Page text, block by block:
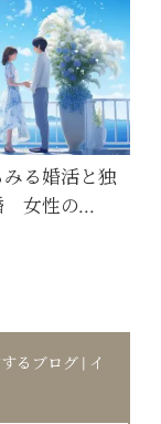
る婚活と独
女性の…
るブログ | イ